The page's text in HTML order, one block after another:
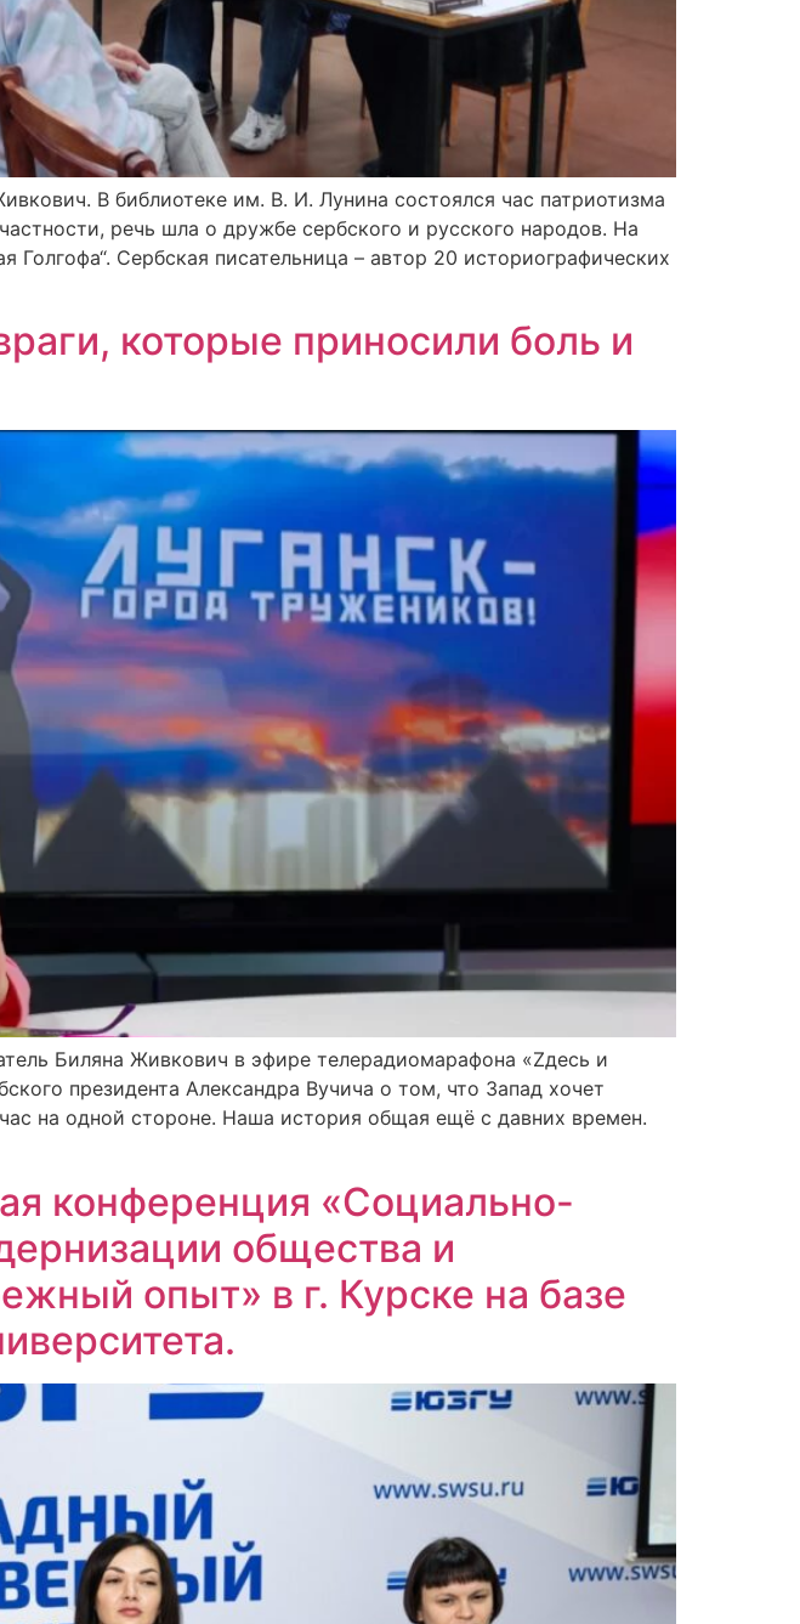
В библиотеке им. В. И. Лунина состоялся час патриотизма
речь шла о дружбе сербского и русского народов. На
Сербская писательница – автор 20 историографических
которые приносили боль и
Биляна Живкович в эфире телерадиомарафона «Zдесь и
президента Александра Вучича о том, что Запад хочет
на одной стороне. Наша история общая ещё с давних времен.
конференция «Социально-
общества и
опыт» в г. Курске на базе